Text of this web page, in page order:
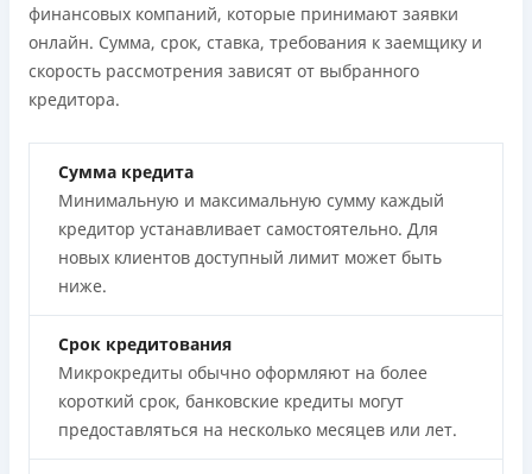
финансовых компаний, которые принимают заявки
онлайн. Сумма, срок, ставка, требования к заемщику и
скорость рассмотрения зависят от выбранного
кредитора.
Сумма кредита
Минимальную и максимальную сумму каждый
кредитор устанавливает самостоятельно. Для
новых клиентов доступный лимит может быть
ниже.
Срок кредитования
Микрокредиты обычно оформляют на более
короткий срок, банковские кредиты могут
предоставляться на несколько месяцев или лет.